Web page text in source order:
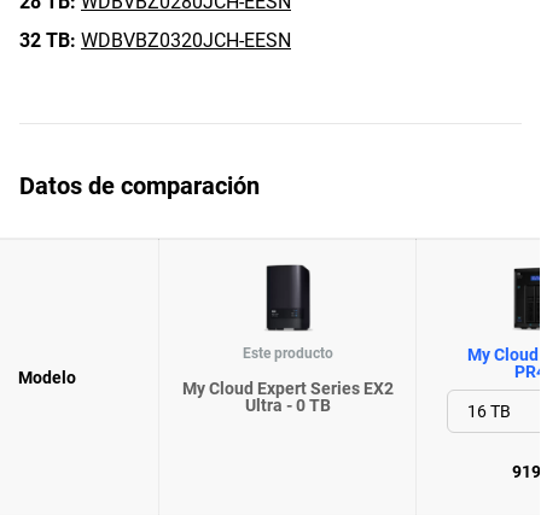
32 TB: WDBVBZ0320JCH-EESN
Datos de comparación
Modelo
Este producto
My Cloud Expert Series EX2
Ultra - 0 TB
My